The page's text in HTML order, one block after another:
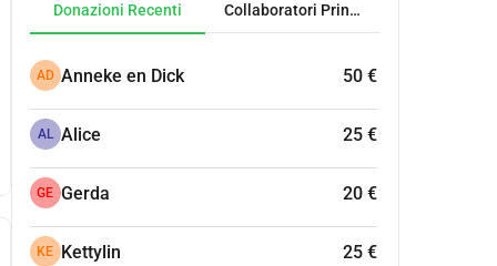
Donazioni Recenti Collaboratori Principali
AD Anneke en Dick 50 €
AL Alice 25 €
GE Gerda 20 €
KE Kettylin 25 €